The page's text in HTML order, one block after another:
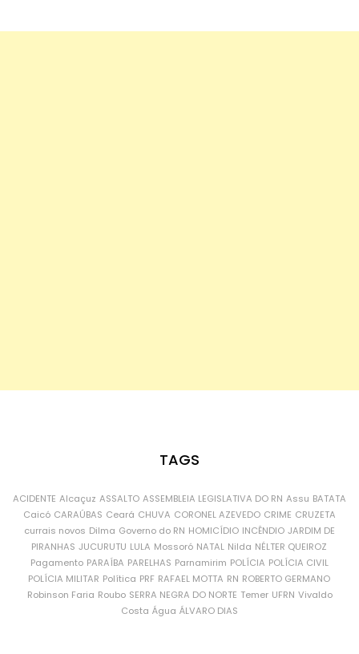
TAGS
ACIDENTE Alcaçuz ASSALTO ASSEMBLEIA LEGISLATIVA DO RN Assu BATATA
Caicó CARAÚBAS Ceará CHUVA CORONEL AZEVEDO CRIME CRUZETA
currais novos Dilma Governo do RN HOMICÍDIO INCÊNDIO JARDIM DE
PIRANHAS JUCURUTU LULA Mossoró NATAL Nilda NÉLTER QUEIROZ
Pagamento PARAÍBA PARELHAS Parnamirim POLÍCIA POLÍCIA CIVIL
POLÍCIA MILITAR Política PRF RAFAEL MOTTA RN ROBERTO GERMANO
Robinson Faria Roubo SERRA NEGRA DO NORTE Temer UFRN Vivaldo
Costa Água ÁLVARO DIAS